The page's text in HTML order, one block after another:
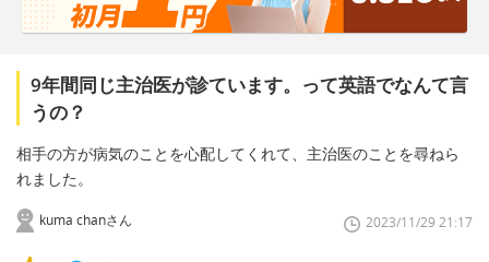
9年間同じ主治医が診ています。って英語でなんて言
うの？
相手の方が病気のことを心配してくれて、主治医のことを尋ねら
れました。
kuma chanさん 2023/11/29 21:17